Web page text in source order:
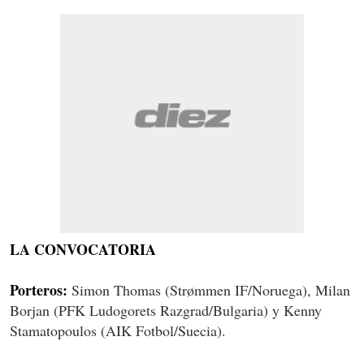
LA CONVOCATORIA
Porteros: Simon Thomas (Strømmen IF/Noruega), Milan
Borjan (PFK Ludogorets Razgrad/Bulgaria) y Kenny
Stamatopoulos (AIK Fotbol/Suecia).